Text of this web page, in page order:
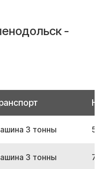
-
3 тонны
3 тонны